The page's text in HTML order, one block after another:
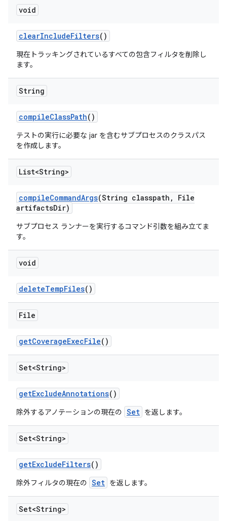
void
clearIncludeFilters()
現在トラッキングされているすべての包含フィルタを削除し
ます。
String
compileClassPath()
テストの実行に必要な jar を含むサブプロセスのクラスパス
を作成します。
List<String>
compileCommandArgs(String classpath ,
File
artifactsDir)
サブプロセス ランナーを実行するコマンド引数を組み立てま
す。
void
deleteTempFiles()
File
getCoverageExecFile()
Set<String>
getExcludeAnnotations()
除外するアノテーションの現在の Set を返します。
Set<String>
getExcludeFilters()
除外フィルタの現在の Set を返します。
Set<String>